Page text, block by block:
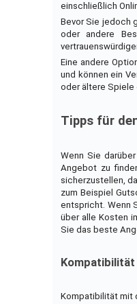
einschließlich
Bevor Sie jedoch
oder andere
Eine andere
und können ein
oder ältere Spiele
Tipps für
Wenn Sie
Angebot zu
sicherzustellen,
zum Beispiel
entspricht. Wenn
über alle Kosten
Sie das beste
Kompatibilität mit